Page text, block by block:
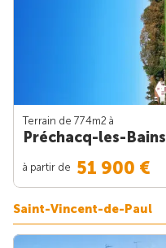
Terrain de 774m2 à
Préchacq-les-Bains
à partir de 51 900 €
Saint-Vincent-de-Paul